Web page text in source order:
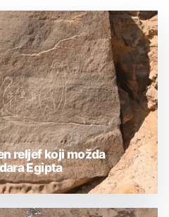
reljef koji možda
Egipta